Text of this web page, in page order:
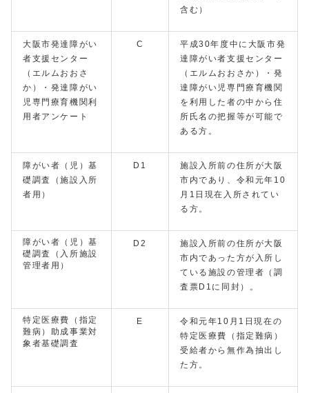
含む）
大阪市発達障がい
者支援センター
（エルムおおさ
か）・発達障がい
児専門療育機関利
用者アンケート
C
平成30年度中に大阪市発
達障がい者支援センター
（エルムおおさか）・発
達障がい児専門療育機関
を利用した者の中から住
所氏名の把握等が可能で
ある方。
障がい者（児）基
礎調査（施設入所
者用）
D1
施設入所前の住所が大阪
市内であり、令和元年10
月1日現在入所されてい
る方。
障がい者（児）基
礎調査（入所施設
管理者用）
D2
施設入所前の住所が大阪
市内であった方が入所し
ている施設の管理者（調
査票D1に同封）。
特定医療費（指定
難病）助成事業対
象者基礎調査
E
令和元年10月1日現在の
特定医療費（指定難病）
受給者から無作為抽出し
た方。